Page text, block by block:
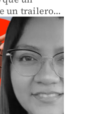
un trailero,
Te